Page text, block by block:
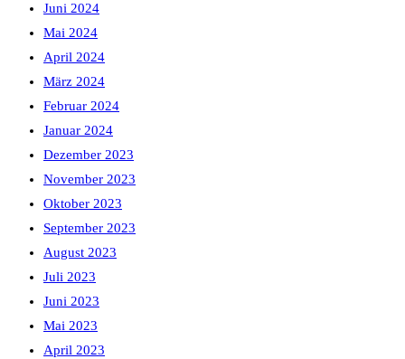
Juni 2024
Mai 2024
April 2024
März 2024
Februar 2024
Januar 2024
Dezember 2023
November 2023
Oktober 2023
September 2023
August 2023
Juli 2023
Juni 2023
Mai 2023
April 2023